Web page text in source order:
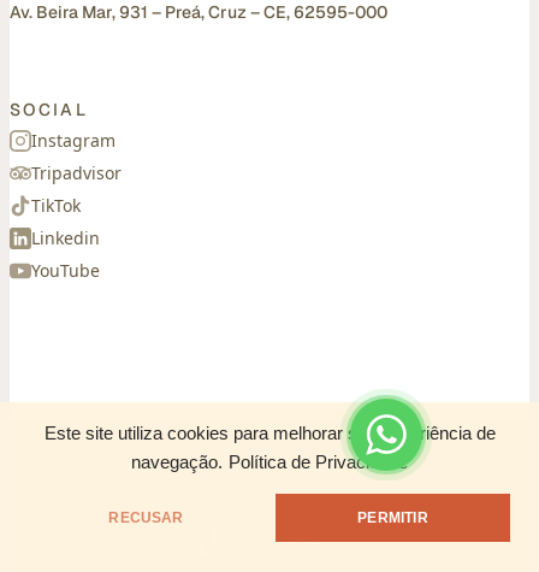
Este site utiliza cookies para melhorar sua experiência de
navegação. Política de Privacidade
RECUSAR PERMITIR
Av. Beira Mar, 931 – Preá, Cruz – CE, 62595-000
SOCIAL
Instagram
Tripadvisor
TikTok
Linkedin
YouTube
© 2026 CASA SIARÁ. TODOS OS DIREITOS
POLÍTICA DE PRIVACIDADE